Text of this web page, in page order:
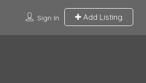
Sign In Add Listing